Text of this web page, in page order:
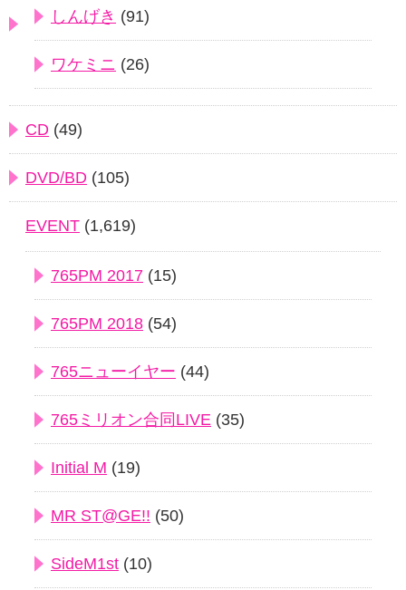
しんげき (91)
ワケミニ (26)
CD (49)
DVD/BD (105)
EVENT (1,619)
765PM 2017 (15)
765PM 2018 (54)
765ニューイヤー (44)
765ミリオン合同LIVE (35)
Initial M (19)
MR ST@GE!! (50)
SideM1st (10)